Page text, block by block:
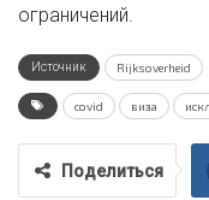
ограничений.
Источник Rijksoverheid
covid виза
Поделиться